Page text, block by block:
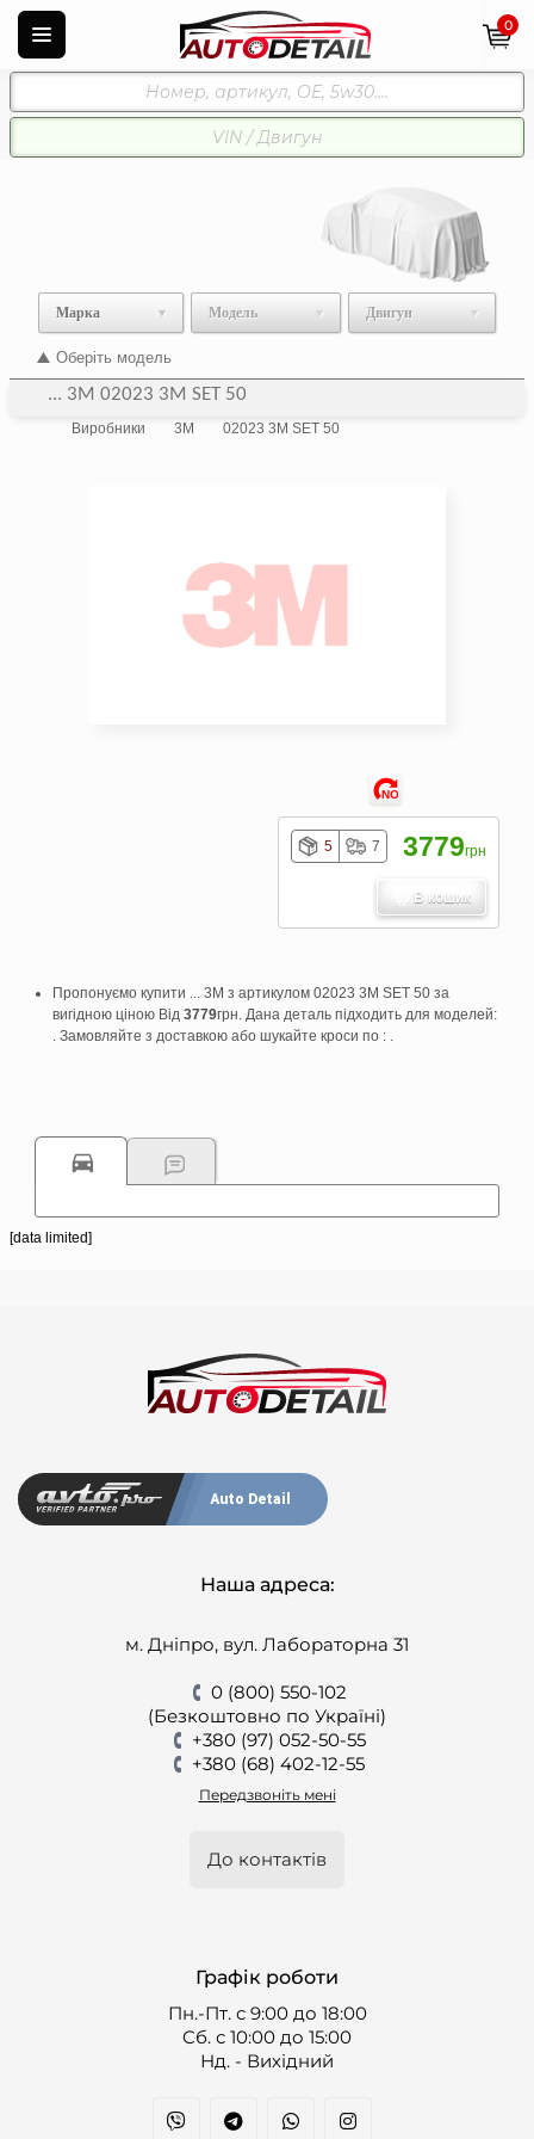
0
Марка Модель Двигун
Оберіть модель
... 3M 02023 3M SET 50
Виробники 3M 02023 3M SET 50
Пропонуємо купити ... 3M з артикулом 02023 3M SET 50 за
вигідною ціною Від 3779грн. Дана деталь підходить для моделей:
. Замовляйте з доставкою або шукайте кроси по : .
NO
5 7 3779грн
В кошик
[data limited]
Auto Detail
Наша адреса:
м. Дніпро, вул. Лабораторна 31
0 (800) 550-102
(Безкоштовно по Україні)
+380 (97) 052-50-55
+380 (68) 402-12-55
Передзвоніть мені
До контактів
Графік роботи
Пн.-Пт. с 9:00 до 18:00
Cб. с 10:00 до 15:00
Нд. - Вихідний